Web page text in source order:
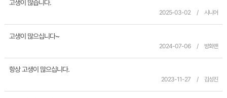
고생이 많습니다.
2025-03-02 / 시니어
고생이 많으십니다~
2024-07-06 / 방화맨
항상 고생이 많으십니다.
2023-11-27 / 김성진